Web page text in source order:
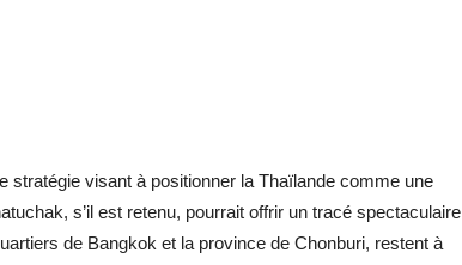
stratégie visant à positionner la Thaïlande comme une
s’il est retenu, pourrait offrir un tracé spectaculaire
de Bangkok et la province de Chonburi, restent à